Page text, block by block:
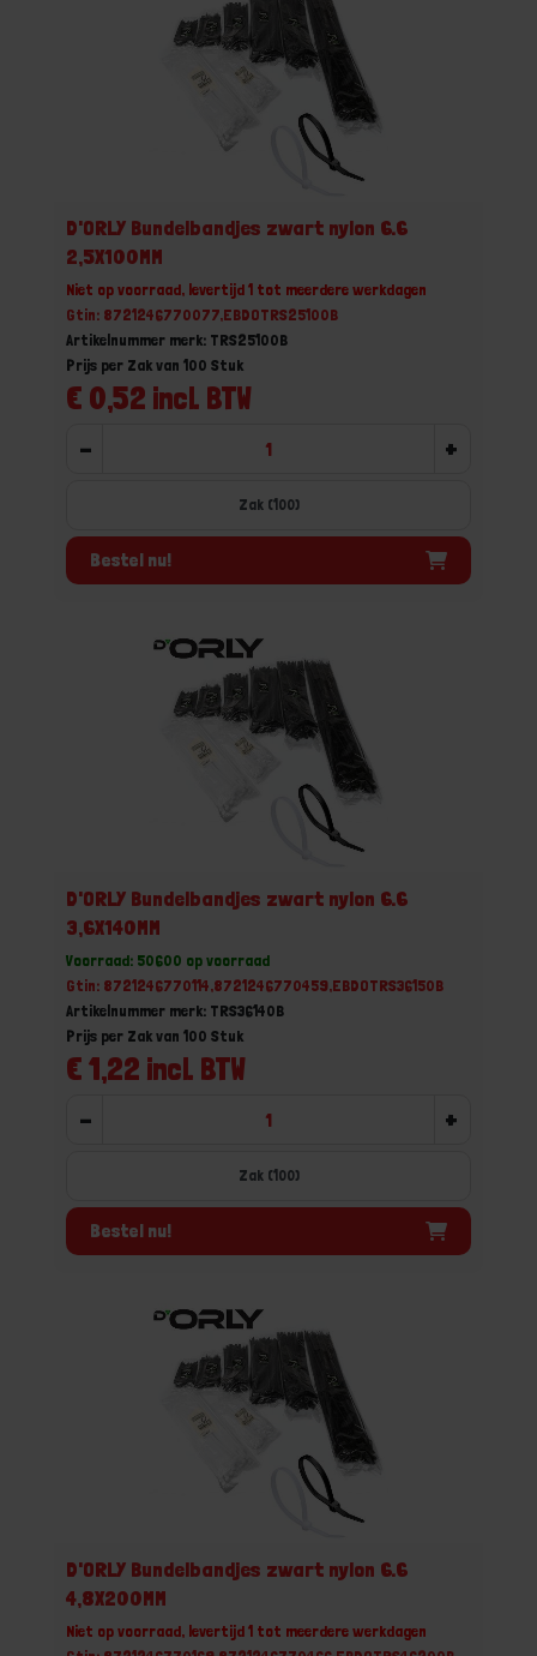
D'ORLY Bundelbandjes zwart nylon 6.6
2,5X100MM
Niet op voorraad, levertijd 1 tot meerdere werkdagen
Gtin: 8721246770077,EBDOTRS25100B
Artikelnummer merk: TRS25100B
€ 0,52 incl. BTW
Prijs per Zak van 100 Stuk
- +
Zak (100)
Bestel nu!
D'ORLY Bundelbandjes zwart nylon 6.6
3,6X140MM
Voorraad: 50600 op voorraad
Gtin: 8721246770114,8721246770459,EBDOTRS36150B
Artikelnummer merk: TRS36140B
€ 1,22 incl. BTW
Prijs per Zak van 100 Stuk
- +
Zak (100)
Bestel nu!
D'ORLY Bundelbandjes zwart nylon 6.6
4,8X200MM
Niet op voorraad, levertijd 1 tot meerdere werkdagen